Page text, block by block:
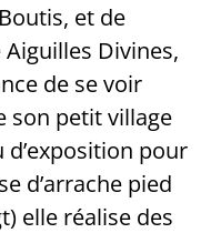
et de
Divines,
de se voir
son petit village
pour
d’arrache pied
elle réalise des